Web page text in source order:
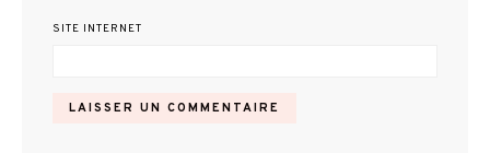
SITE INTERNET